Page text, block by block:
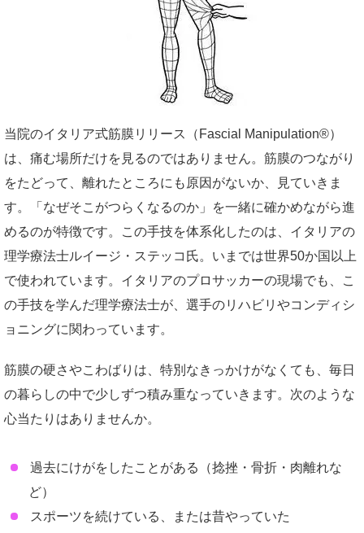
当院のイタリア式筋膜リリース（Fascial Manipulation®）
は、痛む場所だけを見るのではありません。筋膜のつながり
をたどって、離れたところにも原因がないか、見ていきま
す。「なぜそこがつらくなるのか」を一緒に確かめながら進
めるのが特徴です。この手技を体系化したのは、イタリアの
理学療法士ルイージ・ステッコ氏。いまでは世界50か国以上
で使われています。イタリアのプロサッカーの現場でも、こ
の手技を学んだ理学療法士が、選手のリハビリやコンディシ
ョニングに関わっています。
筋膜の硬さやこわばりは、特別なきっかけがなくても、毎日
の暮らしの中で少しずつ積み重なっていきます。次のような
心当たりはありませんか。
過去にけがをしたことがある（捻挫・骨折・肉離れな
ど）
スポーツを続けている、または昔やっていた